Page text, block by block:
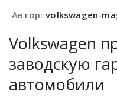
Автор: volkswagen-
Volkswagen
заводскую
автомобили